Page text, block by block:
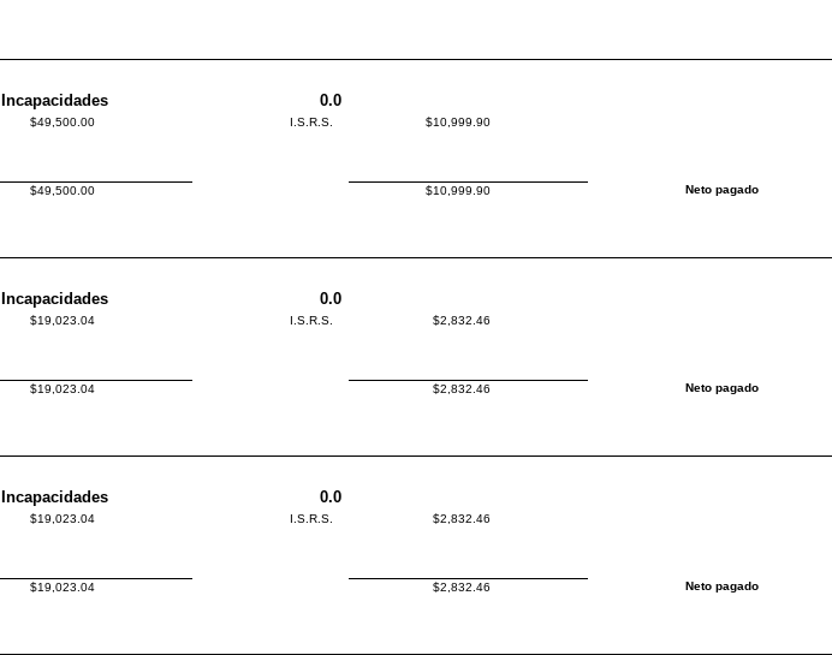
Incapacidades 0.0
$49,500.00 I.S.R.S. $10,999.90
$49,500.00 $10,999.90 Neto pagado
Incapacidades 0.0
$19,023.04 I.S.R.S. $2,832.46
$19,023.04 $2,832.46 Neto pagado
Incapacidades 0.0
$19,023.04 I.S.R.S. $2,832.46
$19,023.04 $2,832.46 Neto pagado